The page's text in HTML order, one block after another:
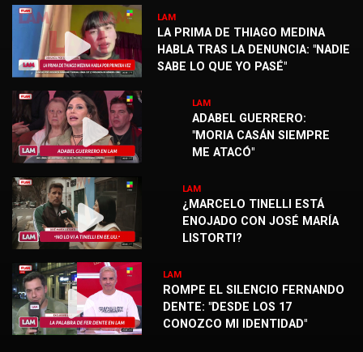
LAM
LA PRIMA DE THIAGO MEDINA
HABLA TRAS LA DENUNCIA: "NADIE
SABE LO QUE YO PASÉ"
LAM
ADABEL GUERRERO:
"MORIA CASÁN SIEMPRE
ME ATACÓ"
LAM
¿MARCELO TINELLI ESTÁ
ENOJADO CON JOSÉ MARÍA
LISTORTI?
LAM
ROMPE EL SILENCIO FERNANDO
DENTE: "DESDE LOS 17
CONOZCO MI IDENTIDAD"